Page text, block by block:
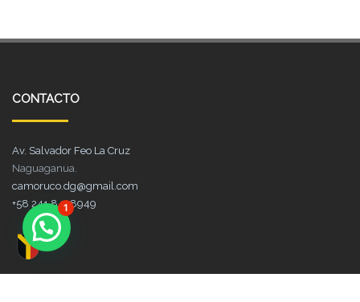
CONTACTO
Av. Salvador Feo La Cruz
Naguaganua.
camoruco.dg@gmail.com
+58 241 8428949
1